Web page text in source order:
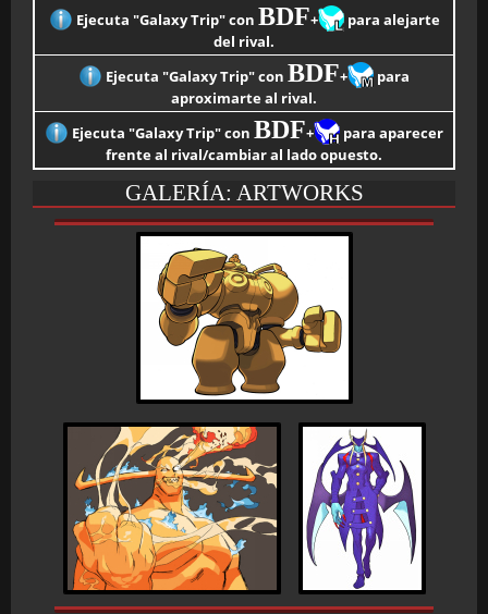
Ejecuta "Galaxy Trip" con BDF+
para alejarte
del rival.
Ejecuta "Galaxy Trip" con BDF+
para
aproximarte al rival.
Ejecuta "Galaxy Trip" con BDF+
para aparecer
frente al rival/cambiar al lado opuesto.
GALERÍA: ARTWORKS